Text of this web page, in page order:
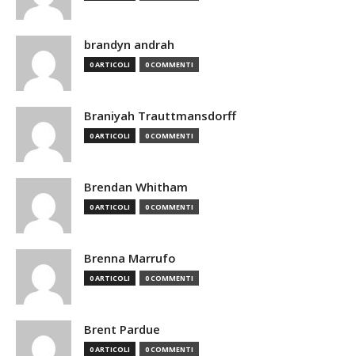
brandyn andrah
0 ARTICOLI 0 COMMENTI
Braniyah Trauttmansdorff
0 ARTICOLI 0 COMMENTI
Brendan Whitham
0 ARTICOLI 0 COMMENTI
Brenna Marrufo
0 ARTICOLI 0 COMMENTI
Brent Pardue
0 ARTICOLI 0 COMMENTI